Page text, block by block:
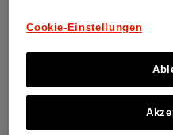
Dialog mit Teilnehmenden
Stand, bei der
sowie in vielen
Athleten und ihre Familien
Die Unterstützung der
Games ist Teil eines
Cookie-Einstellungen